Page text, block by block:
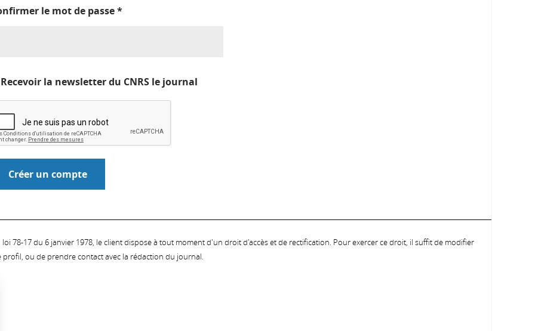
le mot de passe*
Recevoir la newsletter du CNRS le journal
78-17 du 6 janvier 1978, le client dispose à tout moment d'un droit d'accès et de rectification. Pour exercer ce droit, il suffit de modifier
ou de prendre contact avec la rédaction du journal.